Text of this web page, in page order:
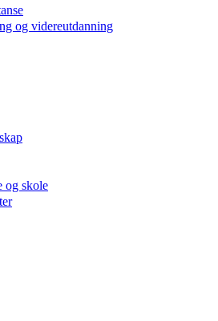
og videreutdanning
og skole